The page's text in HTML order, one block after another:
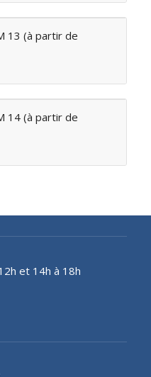
13 (à partir de
14 (à partir de
et 14h à 18h